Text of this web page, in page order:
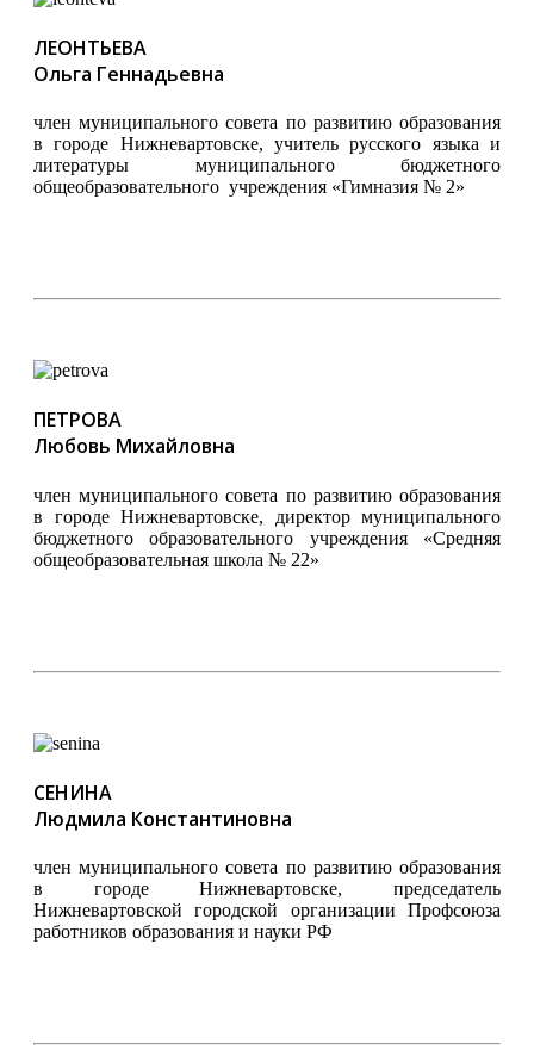
ЛЕОНТЬЕВА
Ольга Геннадьевна
член муниципального совета по развитию образования
в городе Нижневартовске, учитель русского языка и
литературы муниципального бюджетного
общеобразовательного учреждения «Гимназия № 2»
ПЕТРОВА
Любовь Михайловна
член муниципального совета по развитию образования
в городе Нижневартовске, директор муниципального
бюджетного образовательного учреждения «Средняя
общеобразовательная школа № 22»
СЕНИНА
Людмила Константиновна
член муниципального совета по развитию образования
в городе Нижневартовске, председатель
Нижневартовской городской организации Профсоюза
работников образования и науки РФ